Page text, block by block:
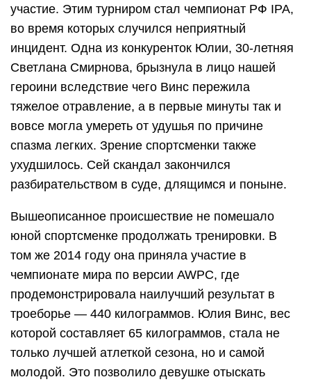
участие. Этим турниром стал чемпионат РФ IPA,
во время которых случился неприятный
инцидент. Одна из конкуренток Юлии, 30-летняя
Светлана Смирнова, брызнула в лицо нашей
героини вследствие чего Винс пережила
тяжелое отравление, а в первые минуты так и
вовсе могла умереть от удушья по причине
спазма легких. Зрение спортсменки также
ухудшилось. Сей скандал закончился
разбирательством в суде, длящимся и поныне.
Вышеописанное происшествие не помешало
юной спортсменке продолжать тренировки. В
том же 2014 году она приняла участие в
чемпионате мира по версии AWPC, где
продемонстрировала наилучший результат в
троеборье — 440 килограммов. Юлия Винс, вес
которой составляет 65 килограммов, стала не
только лучшей атлеткой сезона, но и самой
молодой. Это позволило девушке отыскать